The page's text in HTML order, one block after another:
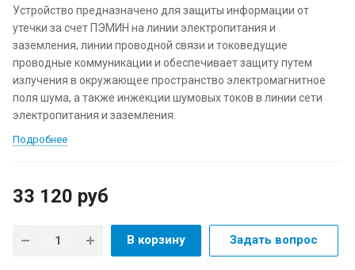
Устройство предназначено для защиты информации от
утечки за счет ПЭМИН на линии электропитания и
заземления, линии проводной связи и токоведущие
проводные коммуникации и обеспечивает защиту путем
излучения в окружающее пространство электромагнитное
поля шума, а также инжекции шумовых токов в линии сети
электропитания и заземления.
Подробнее
33 120 руб
В корзину Задать вопрос